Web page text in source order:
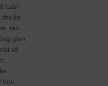
tuân
tạo
gian
và
học